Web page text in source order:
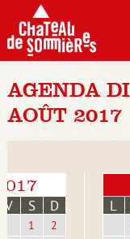
AGENDA
AOÛT 2017
V S D
1
2
L